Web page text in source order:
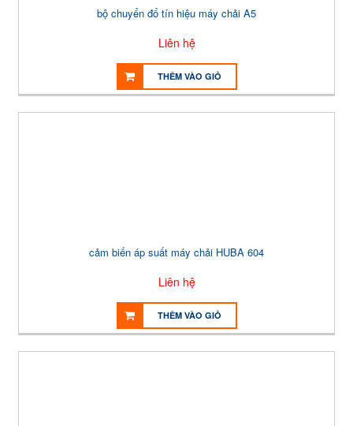
bộ chuyển đổ tín hiệu máy chải A5
Liên hệ
THÊM VÀO GIỎ
cảm biến áp suất máy chải HUBA 604
Liên hệ
THÊM VÀO GIỎ